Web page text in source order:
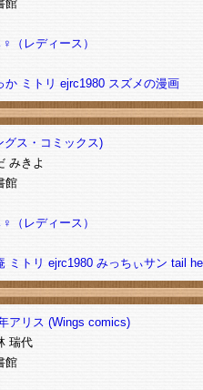
館
（レディース）
か ミトリ ejrc1980 スズメの漫画
グス・コミックス)
みきよ
館
（レディース）
ミトリ ejrc1980 みっちぃサン tail
アリス (Wings comics)
瑞代
館